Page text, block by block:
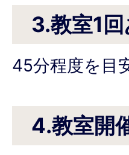
3.教室1
45分程度を目
4.教室開